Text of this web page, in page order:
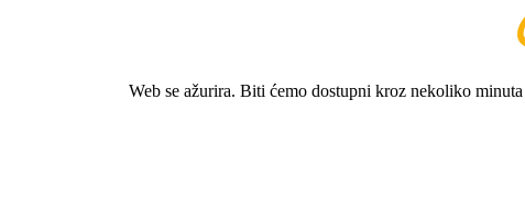
Web se ažurira. Biti ćemo dostupni kroz nekoliko minuta